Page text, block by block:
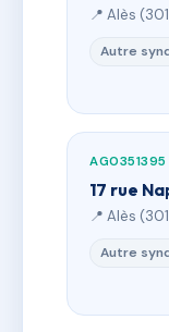
📍 Alès
Autre
AG0351395
17 rue
📍 Alès
Autre